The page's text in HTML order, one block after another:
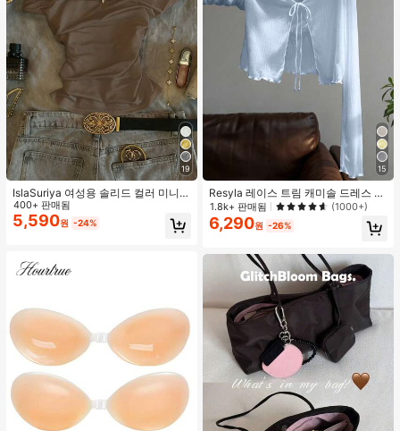
19
IslaSuriya 여성용 솔리드 컬러 미니멀
리스트 오프숄더 티셔츠, 캐주얼 일상
복
400+ 판매됨
5,590원 -24%
15
Resyla 레이스 트림 캐미솔 드레스 커
버업, 긴팔 니트 숄 경량 여름 자외선
차단 여성용 상의
1.8k+ 판매됨 (1000+)
6,290원 -26%